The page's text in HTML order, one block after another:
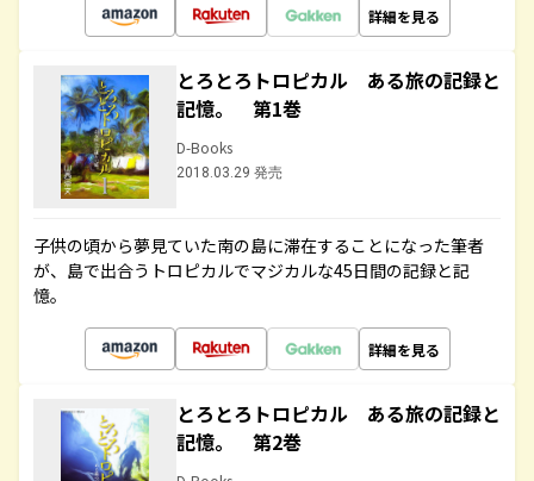
詳細を見る
とろとろトロピカル ある旅の記録と
記憶。 第1巻
D-Books
2018.03.29 発売
子供の頃から夢見ていた南の島に滞在することになった筆者
が、島で出合うトロピカルでマジカルな45日間の記録と記
憶。
詳細を見る
とろとろトロピカル ある旅の記録と
記憶。 第2巻